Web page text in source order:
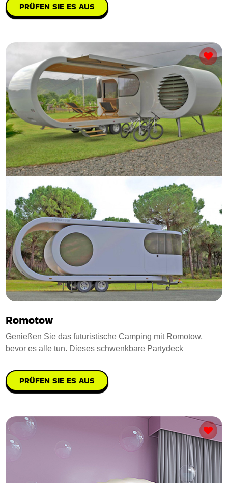
PRÜFEN SIE ES AUS
Romotow
Genießen Sie das futuristische Camping mit Romotow,
bevor es alle tun. Dieses schwenkbare Partydeck
PRÜFEN SIE ES AUS